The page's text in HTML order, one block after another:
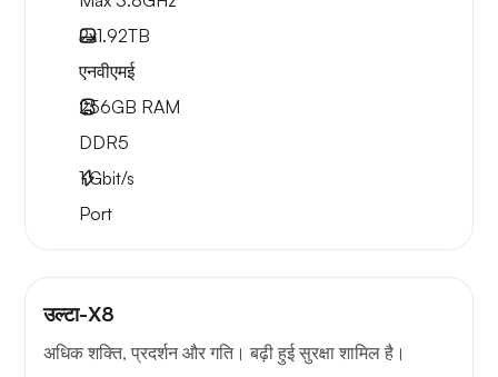
2x1.92TB
एनवीएमई
256GB RAM
DDR5
1Gbit/s
Port
उल्टा-X8
अधिक शक्ति, प्रदर्शन और गति। बढ़ी हुई सुरक्षा शामिल है।